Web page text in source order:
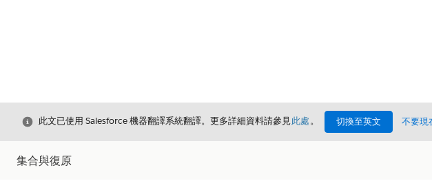
結束
此文已使用 Salesforce 機器翻譯系統翻譯。更多詳細資料請參見此處。 切換至英文 不要現
集合與復原